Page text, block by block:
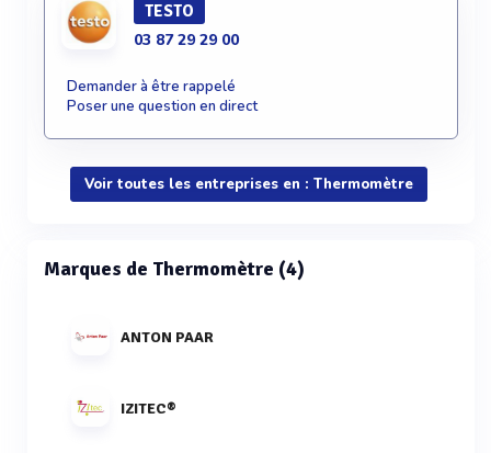
TESTO
03 87 29 29 00
Demander à être rappelé
Poser une question en direct
Voir toutes les entreprises en : Thermomètre
Marques de Thermomètre (4)
ANTON PAAR
IZITEC®